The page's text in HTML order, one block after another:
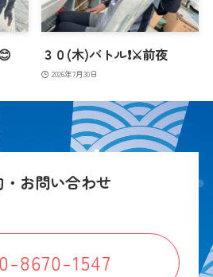
３０(木)バトル❗️⚔️前夜
2026年7月30日
・お問い合わせ
8670-1547